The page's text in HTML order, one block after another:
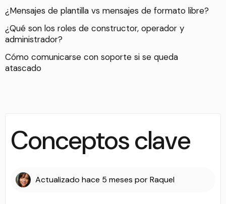
¿Mensajes de plantilla vs mensajes de formato libre?
¿Qué son los roles de constructor, operador y
administrador?
Cómo comunicarse con soporte si se queda
atascado
Conceptos clave
Actualizado hace 5 meses porRaquel